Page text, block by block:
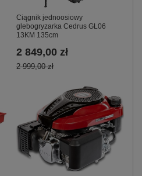
Ciągnik jednoosiowy
glebogryzarka Cedrus GL06
13KM 135cm
2 849,00 zł
2 999,00 zł